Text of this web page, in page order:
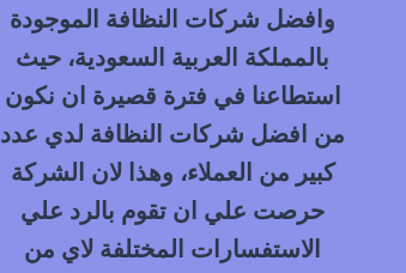
وافضل شركات النظافة الموجودة
بالمملكة العربية السعودية، حيث
استطاعنا في فترة قصيرة ان نكون
من افضل شركات النظافة لدي عدد
كبير من العملاء، وهذا لان الشركة
حرصت علي ان تقوم بالرد علي
الاستفسارات المختلفة لاي من